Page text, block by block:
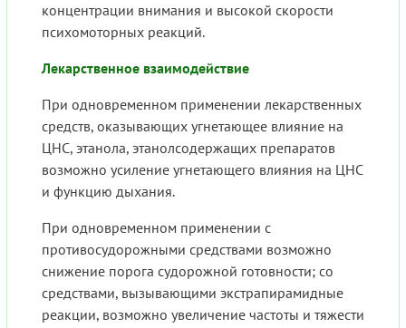
концентрации внимания и высокой скорости
психомоторных реакций.
Лекарственное взаимодействие
При одновременном применении лекарственных
средств, оказывающих угнетающее влияние на
ЦНС, этанола, этанолсодержащих препаратов
возможно усиление угнетающего влияния на ЦНС
и функцию дыхания.
При одновременном применении с
противосудорожными средствами возможно
снижение порога судорожной готовности; со
средствами, вызывающими экстрапирамидные
реакции, возможно увеличение частоты и тяжести